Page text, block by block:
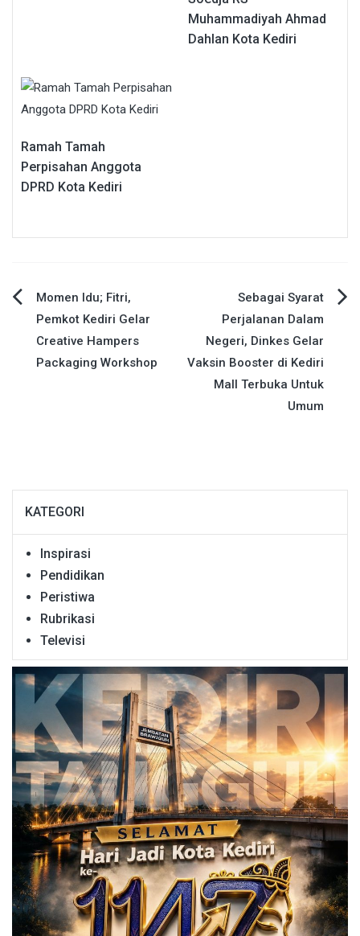
Muhammadiyah Ahmad
Dahlan Kota Kediri
Ramah Tamah
Perpisahan Anggota
DPRD Kota Kediri
Navigasi
pos
Momen Idu; Fitri,
Pemkot Kediri Gelar
Creative Hampers
Packaging Workshop
Sebagai Syarat
Perjalanan Dalam
Negeri, Dinkes Gelar
Vaksin Booster di Kediri
Mall Terbuka Untuk
Umum
KATEGORI
Inspirasi
Pendidikan
Peristiwa
Rubrikasi
Televisi